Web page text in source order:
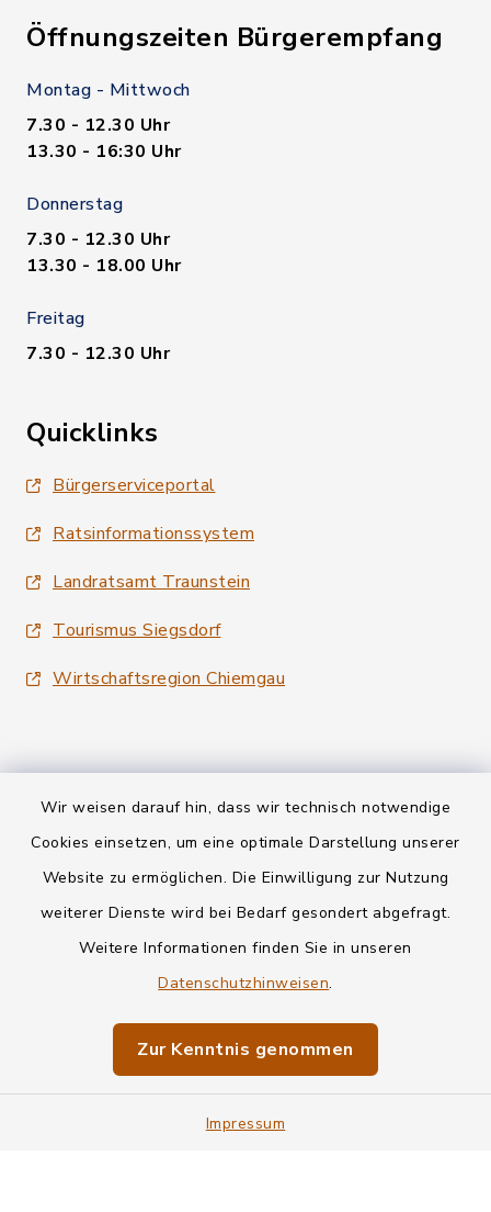
Wir weisen darauf hin, dass wir technisch notwendige
Cookies einsetzen, um eine optimale Darstellung unserer
Website zu ermöglichen. Die Einwilligung zur Nutzung
weiterer Dienste wird bei Bedarf gesondert abgefragt.
Weitere Informationen finden Sie in unseren
Datenschutzhinweisen.
Zur Kenntnis genommen
Impressum
Öffnungszeiten Bürgerempfang
Montag - Mittwoch
7.30 - 12.30 Uhr
13.30 - 16:30 Uhr
Donnerstag
7.30 - 12.30 Uhr
13.30 - 18.00 Uhr
Freitag
7.30 - 12.30 Uhr
Quicklinks
Bürgerserviceportal
Ratsinformationssystem
Landratsamt Traunstein
Tourismus Siegsdorf
Wirtschaftsregion Chiemgau
Kontakt
Informationspflichten
Impressum
Sitemap